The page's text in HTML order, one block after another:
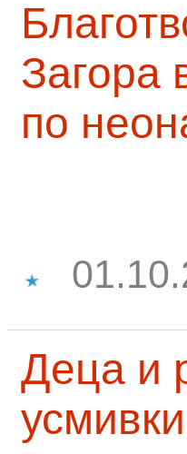
Загора
по
Деца и